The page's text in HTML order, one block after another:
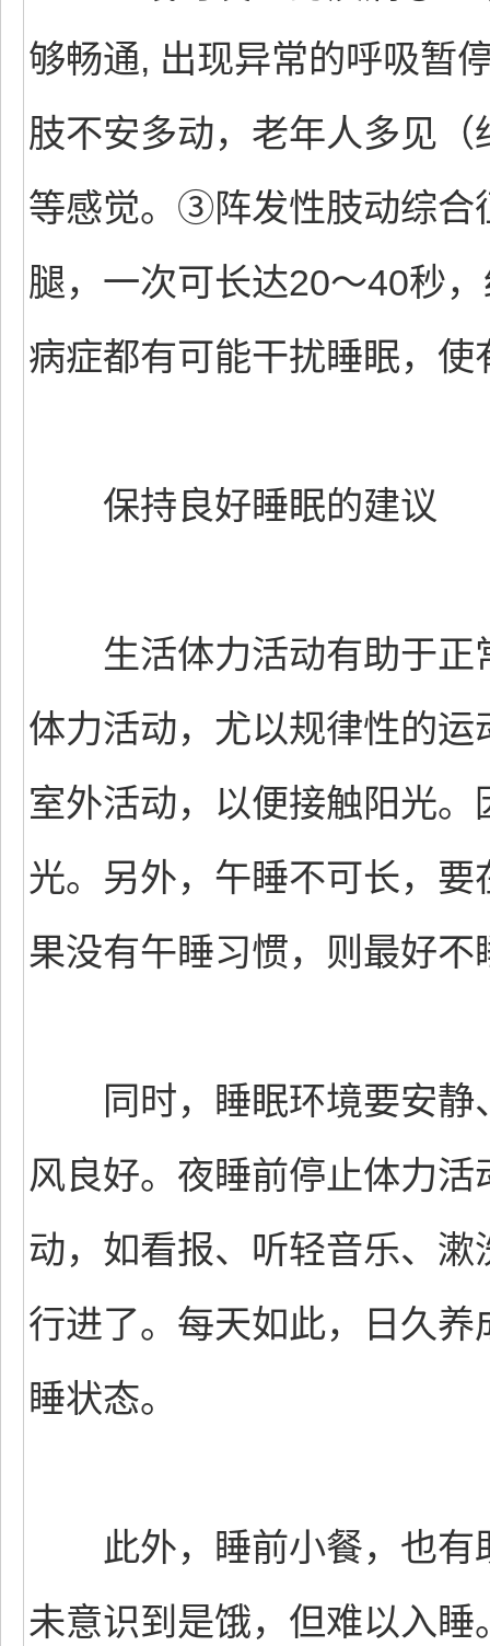
够畅通, 出现异常的呼吸暂
肢不安多动，老年人多见
等感觉。③阵发性肢动综合
腿，一次可长达20～40秒
病症都有可能干扰睡眠，
保持良好睡眠的建议
生活体力活动有助于正
体力活动，尤以规律性的
室外活动，以便接触阳光
光。另外，午睡不可长，
果没有午睡习惯，则最好不
同时，睡眠环境要安静
风良好。夜睡前停止体力
动，如看报、听轻音乐、
行进了。每天如此，日久
睡状态。
此外，睡前小餐，也有
未意识到是饿，但难以入